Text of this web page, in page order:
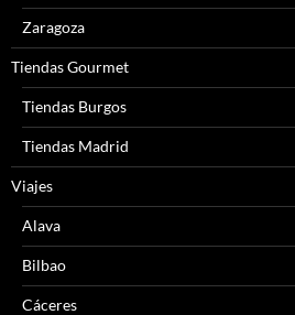
Zaragoza
Tiendas Gourmet
Tiendas Burgos
Tiendas Madrid
Viajes
Alava
Bilbao
Cáceres